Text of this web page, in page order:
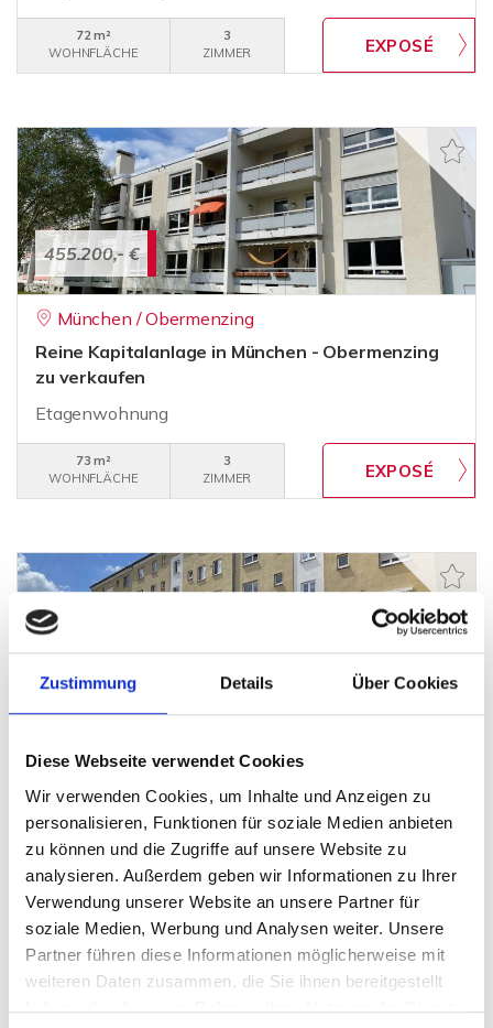
Zustimmung Details Über Cookies
Diese Webseite verwendet Cookies
Wir verwenden Cookies, um Inhalte und Anzeigen zu
personalisieren, Funktionen für soziale Medien anbieten
zu können und die Zugriffe auf unsere Website zu
analysieren. Außerdem geben wir Informationen zu Ihrer
Verwendung unserer Website an unsere Partner für
soziale Medien, Werbung und Analysen weiter. Unsere
Partner führen diese Informationen möglicherweise mit
weiteren Daten zusammen, die Sie ihnen bereitgestellt
haben oder die sie im Rahmen Ihrer Nutzung der Dienste
72 m²
WOHNFLÄCHE
3
ZIMMER
455.200,- €
München / Obermenzing
Reine Kapitalanlage in München - Obermenzing
zu verkaufen
Etagenwohnung
73 m²
WOHNFLÄCHE
3
ZIMMER
169.500,- €
Wohnküche und Balkon in Augsburg-Hochzoll
Etagenwohnung
55 m²
WOHNFLÄCHE
2
ZIMMER